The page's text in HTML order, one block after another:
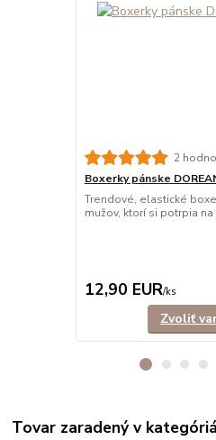
2
Boxerky pánske
Trendové, elastické
mužov, ktorí si potrpia na
12,90 EUR/ks
Zvoliť
Tovar zaradený v